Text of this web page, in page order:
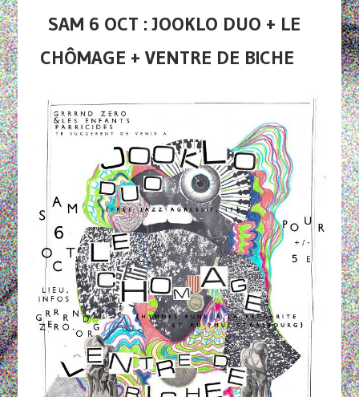
SAM 6 OCT : JOOKLO DUO + LE
CHÔMAGE + VENTRE DE BICHE